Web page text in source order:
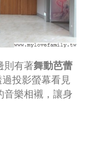
則有著舞動芭蕾
投影螢幕看見
音樂相襯，讓身